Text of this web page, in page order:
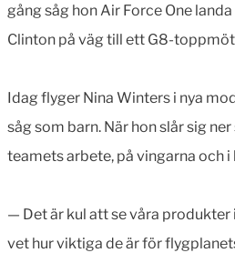
gång såg hon Air Force One
Clinton på väg till ett G8-
Idag flyger Nina Winters i nya
såg som barn. När hon slår sig
teamets arbete, på vingarna och i
— Det är kul att se våra produkter
vet hur viktiga de är för